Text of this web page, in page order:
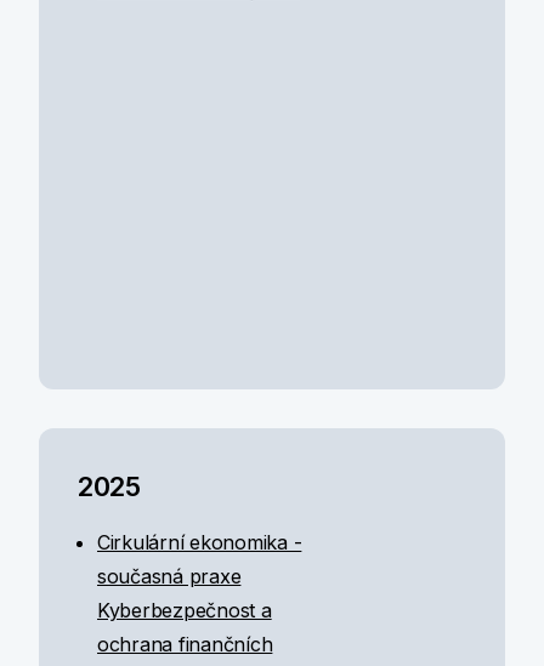
2025
Cirkulární ekonomika -
současná praxe
Kyberbezpečnost a
ochrana finančních